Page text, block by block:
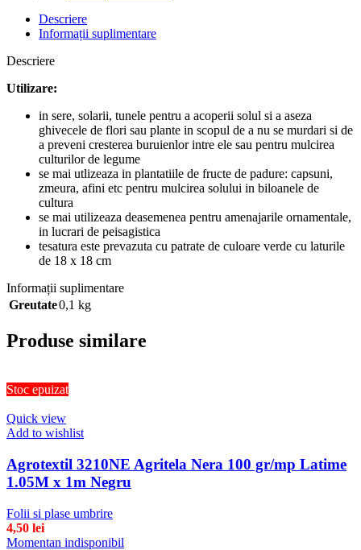
Descriere
Informații suplimentare
Descriere
Utilizare:
in sere, solarii, tunele pentru a acoperii solul si a aseza
ghivecele de flori sau plante in scopul de a nu se murdari si de
a preveni cresterea buruienlor intre ele sau pentru mulcirea
culturilor de legume
se mai utlizeaza in plantatiile de fructe de padure: capsuni,
zmeura, afini etc pentru mulcirea solului in biloanele de
cultura
se mai utilizeaza deasemenea pentru amenajarile ornamentale,
in lucrari de peisagistica
tesatura este prevazuta cu patrate de culoare verde cu laturile
de 18 x 18 cm
Informații suplimentare
Greutate0,1 kg
Produse similare
Stoc epuizat
Quick view
Add to wishlist
Agrotextil 3210NE Agritela Nera 100 gr/mp Latime
1.05M x 1m Negru
Folii si plase umbrire
4,50 lei
Momentan indisponibil